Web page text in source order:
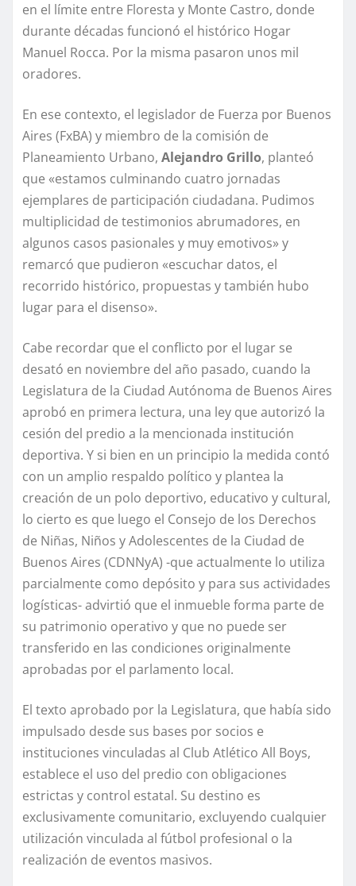
en el límite entre Floresta y Monte Castro, donde
durante décadas funcionó el histórico Hogar
Manuel Rocca. Por la misma pasaron unos mil
oradores.
En ese contexto, el legislador de Fuerza por Buenos
Aires (FxBA) y miembro de la comisión de
Planeamiento Urbano, Alejandro Grillo, planteó
que «estamos culminando cuatro jornadas
ejemplares de participación ciudadana. Pudimos
multiplicidad de testimonios abrumadores, en
algunos casos pasionales y muy emotivos» y
remarcó que pudieron «escuchar datos, el
recorrido histórico, propuestas y también hubo
lugar para el disenso».
Cabe recordar que el conflicto por el lugar se
desató en noviembre del año pasado, cuando la
Legislatura de la Ciudad Autónoma de Buenos Aires
aprobó en primera lectura, una ley que autorizó la
cesión del predio a la mencionada institución
deportiva. Y si bien en un principio la medida contó
con un amplio respaldo político y plantea la
creación de un polo deportivo, educativo y cultural,
lo cierto es que luego el Consejo de los Derechos
de Niñas, Niños y Adolescentes de la Ciudad de
Buenos Aires (CDNNyA) -que actualmente lo utiliza
parcialmente como depósito y para sus actividades
logísticas- advirtió que el inmueble forma parte de
su patrimonio operativo y que no puede ser
transferido en las condiciones originalmente
aprobadas por el parlamento local.
El texto aprobado por la Legislatura, que había sido
impulsado desde sus bases por socios e
instituciones vinculadas al Club Atlético All Boys,
establece el uso del predio con obligaciones
estrictas y control estatal. Su destino es
exclusivamente comunitario, excluyendo cualquier
utilización vinculada al fútbol profesional o la
realización de eventos masivos.